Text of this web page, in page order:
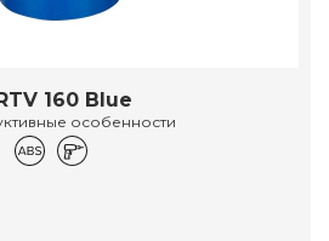
160 Blue
особенности